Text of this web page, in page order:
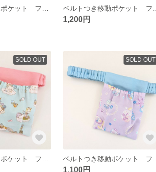
1,200円
SOLD OUT SOLD OUT
1,100円